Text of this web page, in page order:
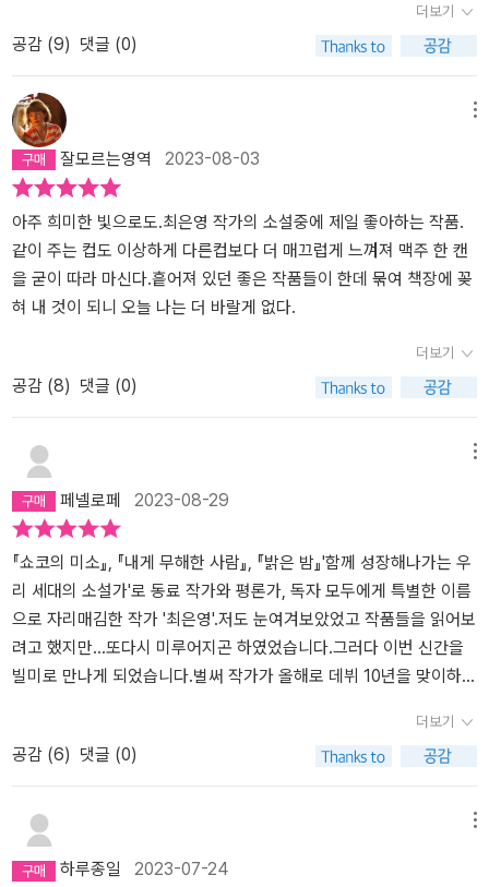
토하고 미국에 제대로 항의조차 하지 못하는 정권을 규탄하려 모인
사람들이 외치는 구호에 경악한다. “범죄는 모국에서! 그러자 누군가
조금 작은 소리로 따라 외쳤다. 강간은 미국에서!(p.70)” Fucking U
SA. ‘구호도 그렇지만 주변에서 옅게 퍼지던 웃음소리’도 충격적이다.
입장만 바뀌면 강간은 어디서나 가능하다는 생각과 여성 문제를 단지
이슈로써만 이용한다는 사실이 허망하다. 뜻을 같이 하는 조직 안에
서도 넘지 못하는 이해와 감정의 폭이 존재한다는 것, 그것으로 서로
를 찌르고 분열하는 모습이 지금의 시국을 보는듯해 안타까웠다. 먼
훗날 누군가는 죽고 남아있는 자는 한없이 초라해질 때, 떠오르는 과
거에 대한 회한은 어떻게 감당할 것인가? 최은영은 『몫』의 화자인 해
진을 ‘너’라고 지칭한다. 내가 너로 표현되고 불리는 것은 나를 객관화
너에 대한 연민과 초라함을 느끼기도 한다. 『몫』의 해진과 『아주 희미
한 빛으로도』의 희원은 자신과 사람들의 관계를 통해, 글쓰기에 대한
고민으로 성장해 간다. [정윤의 글을 읽은 당신은 그 글을 읽기 전의
당신이 아니었다. 당신은 그런 글을 쓰고 싶었다. 한번 읽고 나면 읽기
전의 자신으로는 되돌아갈 수 없는 글을, 그 누구도 논리로 반박할 수
없는 단단하고 강한 글을, 첫 번째 문장이라는 벽을 부수고 앞으로 나
아갈 수 있는 글을, 그래서 이미 쓴 문장이 앞으로 올 문장의 벽이 될
수 없는 글을, 언제나 마음 깊은 곳에 잠겨 있는 당신의 느낌과 생각을
언어로 변화시켜 누군가와 이어질 수 있는 글을.- ‘몫’, p.52] 이 책의
나머지 소설에도 여러 관계가 있다. 직장 상사와 비정규직 직원인 지
수와 다희, 언니와 여동생, 앞으로 만나지 못할 것이 확실한 조카에게
이모가 쓰는 부치지 못하는 편지, 소리와 그녀의 엄마와 삼촌인 민주
녀의 차가운 딸인 우경, 기남 남편의 전처의 딸인 알코올 중독자 진경,
기남에게 “부끄러워해도 된다고” 말해주는 우경의 아들 마이
클...... 끊어낼 수 없는 관계에, 기억에, 고통과 폭력에 온통 어둡고 음
울했지만 사람이 있는 자리에 무조건 있기 마련인 따뜻함과 희망은
책을 읽다가 마음 아파 눈물 흘리던 나를 건져 주었다. 소설 속 많은
곳에서 발견한 나의 부끄러움도 마이클의 한 마디에 위로 받을 수 있
보다 직접적이지는 않지만 그런 감정들과 아주 가까이 붙어 있다.” “
어느 누구도 자신에게 아프냐고 물어보지 않아서였을까 그래서 자기
자신에게도 아프냐고 묻지 못한 것이었을까” ‘저는 다희씨를 좋아하
면서 다른 사람도 좋아하게 됐어요. 그건 아무것도 아닌게 아니예요“
누군가에게 기대한다는 건 늘 스스로 경계하는 일이면서도 그래도
계속 하고 싶은 마음이 들게 한다. 상대에게 많이 말하고 많이 기대하
면 많이 바라게 될 걸 알면서도 더 가고 싶다.혼자만의 빛을 새어나가
게 하고 서로의 눈이 부시게 하고 때로 상처를 입고 입히겠지만 서로
모습과 마음을 나누는 일을 멈추고 싶지 않음.... 그런 마음이 나에게
도 있었다. 2, 몫”글쓰는 일이 쉬웠다면 타고난 재주가 있어 공들이
지 않고도 잘 할 수 있는 일이었다면 당신은 쉽게 활기를 잃어버렸을
모멸감을 느낄 수 밖에 없는 일그러나 그것을 극복하게 하는 것 또한
글쓰기라는 사실에 당신은 마음을 빼앗겼다. 글쓰기로 자신의 한계를
인지하면서도 다시 글을 써 그 한계를 조금이나마 넘을 수 있다는 행
복 당신은 그걸 알기 전의 사람으로 돌아갈 수 없었다.“ 뭐든 힘든
건 사람 때문이다. 일이 힘든 건 없다. 아무리 어려운 일도 시간이 해
결해준다.능숙하지 못하더라도 흉내는 낼 수 있다. ㅁ정적 교류에 무
감한 사람은 문제가 아니다. 문제는 맞지만 견딜 수 없는 부분은 아니
다.사람을 만나 이야기를 들어야 하는 일이 적성에 맞지는 않아도 불
편하거나 불쾌감은 없었다.일에서 보람이나 어떤 숭고한 의미를 찾는
데는 소질이 없다. 그것 때문에 일을 계속할 수는 없을 것이고 그것 때
문에 현재 일을 하고 있는 것도 아니다.다만 이 일이 그래도 누군가에
게 도움이 되기는 해야지 모두는 아니어도 누군가 단 한사람 혹은 두
결국은 늘 내가 문제였다.내가 정직하게 타인을 아니 나를 속이지 않
고 하고 있는지 그냥 일상이니까 습관처럼 무심하게 반복하는 것은
아닌지 그런 생각들이 힘이 빠지게 한다.좋아하는데 지치게 되는 내
마음에 스스로 실망하는 경우가 많아지면서이렇게 지치고 피하고 싶
은 이 마음이 정말 좋아하는 마음이 맞았는지 혼란스러울 때가 있다.
못해서 힘든 게 아닌다. 그냥 관성처럼 되어간다는 기분 뭔가 무모하
뇌하며 인간의 마음을 헤아리려 했을지 감히 상상조차 되지 않기에
페이지가 휘리릭 빨리 넘어갈수록 미안한 마음이 들었다. 이렇게 빨
리 읽으면 안되는데, 한 문장마다 좀 더 주의를 기울이며 읽어야 하는
데 주인공들의 마음이 못내 궁금해져서 한치도 머물지 못하고 페이지
를 넘기다 보면 이야기는 끝이 나 있었다. 한 편의 이야기들이 끝날 때
마다 뭔가 가슴 한 구석에 구멍이 하나씩 생기는 것처럼 휑덩그렁한
느낌이 들어, 새로운 제목으로 기다리는 이야기에 선뜻 다가설 수 없
었다. 분명 작가의 상상에 의해서 만들어진 이야기일텐지만 내가 모
르는 어딘가에 이 이야기의 주인공들이 동시대의 삶을 살아고 있을
것만 같은 느낌이 사라지지 않았다. 이번 단편들의 주인공은 저마다
의 사연을 지니고 있지만 읽고 나면 한결같이 쓸쓸했다. 우리 내 삶이
살아가는 것인지를 생각하다보면 서글픔이 밀려와 무언가를 열심히
해서 극복하는 것이 과연 의미있을까란 무력함에 빠지게 된다. 그럼
에도 주인공들은 앞으로 나아간다. 단 한 발자국도 도저히 내딛을 수
없을 것만 같고, 단 하루도 더 이상 숨쉴 수 없을 것만 같은 상황 속에
서도 묵묵히 한 발자국을 내딛고 하루를 살아간다. 집으로 돌아오는
어둑한 길에 몸을 웅크려 고개를 숙이고 벽에 기대어 앉아 있는 젊은
여자를 보았다. 얼핏봐도 엣되보이는데, 술에 취한 것인지 조금은 위
태롭게 보였다. 다가가서 괜찮냐고 물어보려다가 아직 한밤중도 아니
고 외진 곳도 아니기에 별일 없겠지란 마음으로 가던 길을 재촉했다.
걸으면서 행여나 복잡한 상황에 휘말릴까 두려워 도움을 주기를 주저
한 것은 아니었는지 부끄러운 마음이 들 찰나에 노숙자에게 다가서는
젊은 두 청년을 보게 되었다. 아웃리치라는 글자가 새겨진 노란 조끼
이르렀을 때 정거장에서 버스를 기다리는 몇몇 사람들이 사이를 뚫고
나오는 작은 리어카가 보였다. 많지 않은 폐지와 빈 박스 몇 개를 실은
리어카를 가냘픈 몸의 할머니가 끌고 있었다. 어르신들은 초저녁 잠
이 많다고들 하는데, 이미 예전에 초저녁 잠이 많은 나이에 이르렀을
분이 한낯의 더위를 피하고자 하심인지 자정이 다 되어가는 시간에
폐지를 수집하고 계셨다. 리어카를 끄는 작은 몸의 할머니는 그렇게
더보기
공감 (9) 댓글 (0)
잘모르는영역 2023-08-03
아주 희미한 빛으로도.최은영 작가의 소설중에 제일 좋아하는 작품.
같이 주는 컵도 이상하게 다른컵보다 더 매끄럽게 느껴져 맥주 한 캔
을 굳이 따라 마신다.흩어져 있던 좋은 작품들이 한데 묶여 책장에 꽂
혀 내 것이 되니 오늘 나는 더 바랄게 없다.
더보기
공감 (8) 댓글 (0)
페넬로페 2023-08-29
『쇼코의 미소』, 『내게 무해한 사람』, 『밝은 밤』'함께 성장해나가는 우
리 세대의 소설가'로 동료 작가와 평론가, 독자 모두에게 특별한 이름
으로 자리매김한 작가 '최은영'.저도 눈여겨보았었고 작품들을 읽어보
려고 했지만...또다시 미루어지곤 하였었습니다.그러다 이번 신간을
빌미로 만나게 되었습니다.​벌써 작가가 올해로 데뷔 10년을 맞이하였
야기를 건넬지 기대하며 첫 장을 펼쳐들었습니다.​'내 안에서는 언니
에게 상처를 주고 싶어서 어쩔 줄 모르는 나와언니를 잃을까봐 두려
워하는 또다른 내가 싸우고 있었지.'​깊은 애정과 투명한 미움이 복잡
하게 얽힐 때한 시절 내가 건네받은 사랑을 뒤늦게 알아차리게 될 때
스스로의 몫을 고민하며 온 마음으로 써내려가는 7편의 긴 편지​『아주
희미한 빛으로도』책은 「아주 희미한 빛으로도」를 필두로 7편의 중단
더보기
공감 (6) 댓글 (0)
하루종일 2023-07-24